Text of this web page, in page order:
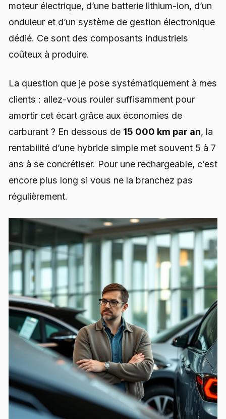
moteur électrique, d’une batterie lithium-ion, d’un
onduleur et d’un système de gestion électronique
dédié. Ce sont des composants industriels
coûteux à produire.
La question que je pose systématiquement à mes
clients : allez-vous rouler suffisamment pour
amortir cet écart grâce aux économies de
carburant ? En dessous de 15 000 km par an, la
rentabilité d’une hybride simple met souvent 5 à 7
ans à se concrétiser. Pour une rechargeable, c’est
encore plus long si vous ne la branchez pas
régulièrement.